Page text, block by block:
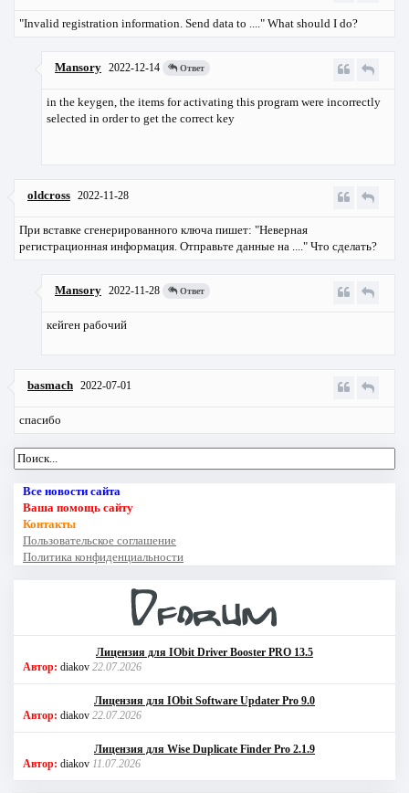
"Invalid registration information. Send data to ...." What should I do?
Mansory 2022-12-14 Ответ
in the keygen, the items for activating this program were incorrectly
selected in order to get the correct key
oldcross 2022-11-28
При вставке сгенерированного ключа пишет: "Неверная
регистрационная информация. Отправьте данные на ...." Что сделать?
Mansory 2022-11-28 Ответ
кейген рабочий
basmach 2022-07-01
спасибо
Все новости сайта
Ваша помощь сайту
Контакты
Пользовательское соглашение
Политика конфиденциальности
Лицензия для IObit Driver Booster PRO 13.5
Автор: diakov 22.07.2026
Лицензия для IObit Software Updater Pro 9.0
Автор: diakov 22.07.2026
Лицензия для Wise Duplicate Finder Pro 2.1.9
Автор: diakov 11.07.2026